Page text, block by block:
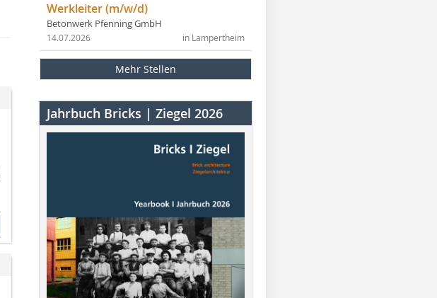
Werkleiter (m/w/d)
Betonwerk Pfenning GmbH
in Lampertheim
14.07.2026
Mehr Stellen
Jahrbuch Bricks | Ziegel 2026